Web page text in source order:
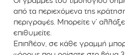
από τα περιεχόμενα της
περιγραφές. Μπορείτε ν’
επιθυμείτε.
Επιπλέον, σε κάθε γραμμή